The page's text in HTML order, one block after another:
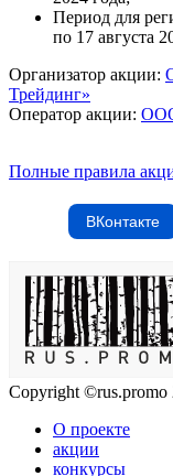
Период для
по 17 августа
Организатор акции:
Трейдинг»
Оператор акции:
Полные правила
ВКонтакте
Copyright ©rus.promo
О проекте
акции
конкурсы